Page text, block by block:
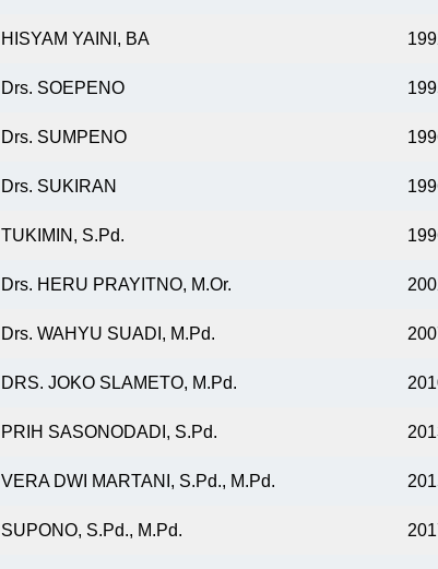
HISYAM YAINI, BA
Drs. SOEPENO
Drs. SUMPENO
Drs. SUKIRAN
TUKIMIN, S.Pd.
Drs. HERU PRAYITNO, M.Or.
Drs. WAHYU SUADI, M.Pd.
DRS. JOKO SLAMETO, M.Pd.
PRIH SASONODADI, S.Pd.
VERA DWI MARTANI, S.Pd., M.Pd.
SUPONO, S.Pd., M.Pd.